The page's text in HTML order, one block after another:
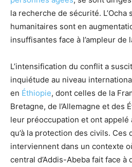
la recherche de sécurité.
humanitaires sont en
insuffisantes face à l’ampleur de
L’intensification du conflit a
inquiétude au niveau
en Éthiopie, dont celles de la
Bretagne, de l’Allemagne et des
leur préoccupation et ont appelé
qu’à la protection des civils. Ces
interviennent dans un contexte
central d’Addis-Abeba fait face